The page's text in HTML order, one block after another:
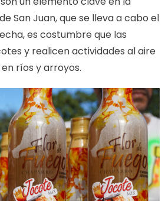
San Juan, que se lleva a cabo el
es costumbre que las
y realicen actividades al aire
ríos y arroyos.